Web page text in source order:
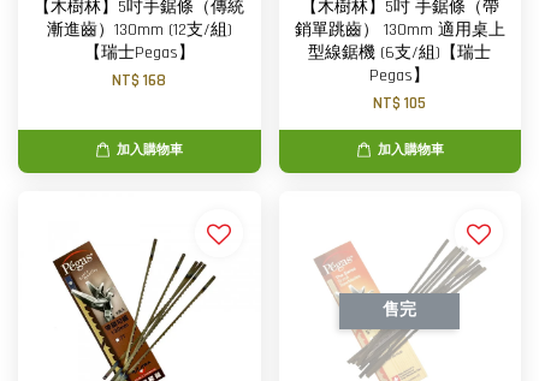
【木樹林】5吋手鋸條（傳統
漸進齒）130mm (12支/組)
【瑞士Pegas】
NT$ 168
加入購物車
【木樹林】5吋 手鋸條（帶
銷單跳齒） 130mm 適用桌上
型線鋸機 (6支/組)【瑞士
Pegas】
NT$ 105
加入購物車
售完